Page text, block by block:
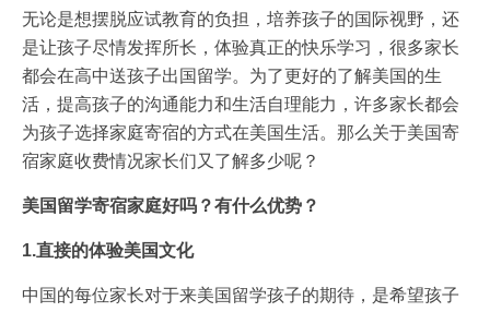
无论是想摆脱应试教育的负担，培养孩子的国际视野，还
是让孩子尽情发挥所长，体验真正的快乐学习，很多家长
都会在高中送孩子出国留学。为了更好的了解美国的生
活，提高孩子的沟通能力和生活自理能力，许多家长都会
为孩子选择家庭寄宿的方式在美国生活。那么关于美国寄
宿家庭收费情况家长们又了解多少呢？
美国留学寄宿家庭好吗？有什么优势？
1.直接的体验美国文化
中国的每位家长对于来美国留学孩子的期待，是希望孩子